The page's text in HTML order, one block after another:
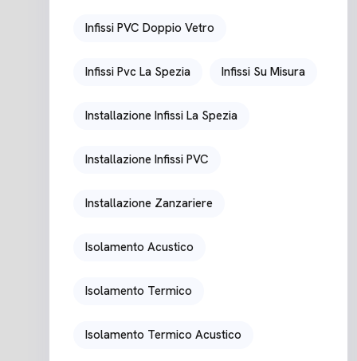
Infissi PVC Doppio Vetro
Infissi Pvc La Spezia Infissi Su Misura
Installazione Infissi La Spezia
Installazione Infissi PVC
Installazione Zanzariere
Isolamento Acustico
Isolamento Termico
Isolamento Termico Acustico